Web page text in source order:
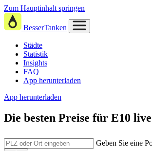
Zum Hauptinhalt springen
BesserTanken
Städte
Statistik
Insights
FAQ
App herunterladen
App herunterladen
Die besten Preise für E10
Geben Sie eine